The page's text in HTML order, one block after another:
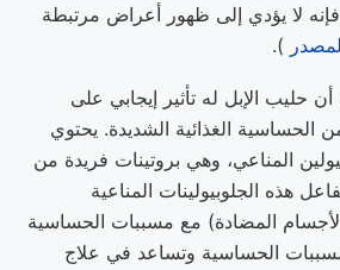
فإنه لا يؤدي إلى ظهور أعراض مرتبطة
).
حليب الإبل له تأثير إيجابي على
الحساسية الغذائية الشديدة. يحتوي
المناعي، وهي بروتينات فريدة من
هذه الجلوبيولينات المناعية
المضادة) مع مسببات الحساسية
الحساسية وتساعد في علاج